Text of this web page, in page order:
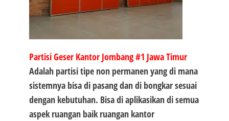
Partisi Geser Kantor Jombang #1 Jawa Timur
Adalah partisi tipe non permanen yang di mana
sistemnya bisa di pasang dan di bongkar sesuai
dengan kebutuhan. Bisa di aplikasikan di semua
aspek ruangan baik ruangan kantor